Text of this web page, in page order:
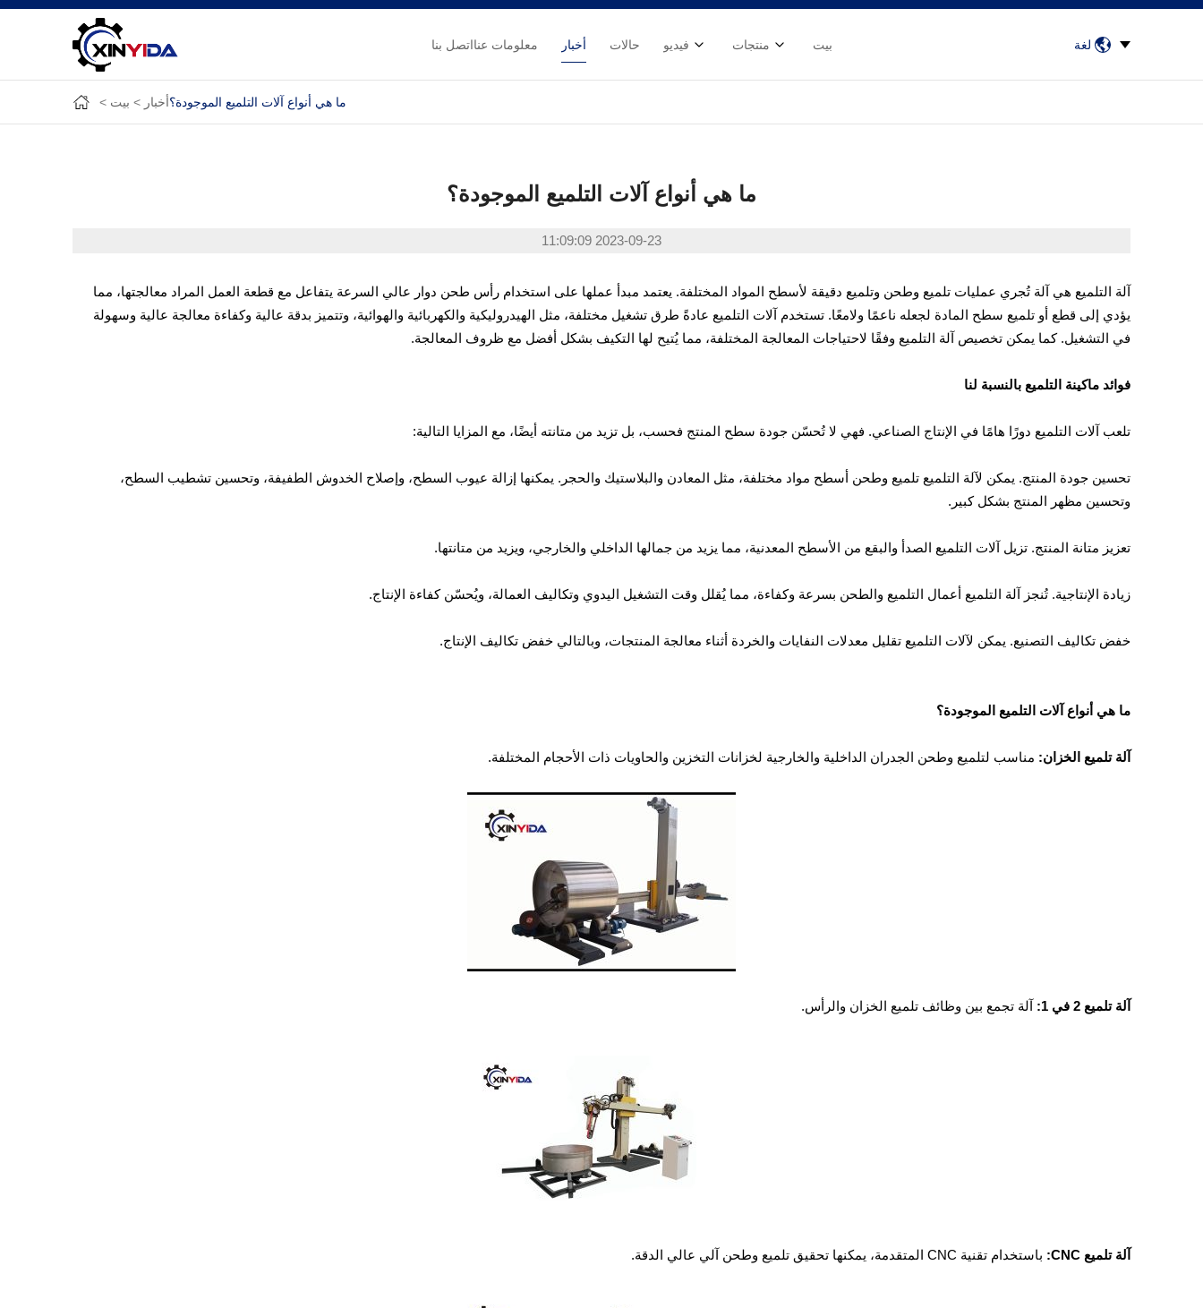
بيت منتجات فيديو حالات أخبار معلومات عنااتصل بنا لغة
بيت أخبارما هي أنواع آلات التلميع الموجودة؟
ما هي أنواع آلات التلميع الموجودة؟
2023-09-23 11:09:09
آلة التلميع هي آلة تُجري عمليات تلميع وطحن وتلميع دقيقة لأسطح المواد المختلفة. يعتمد مبدأ عملها على استخدام رأس طحن دوار عالي السرعة يتفاعل مع قطعة العمل المراد معالجتها، مما
يؤدي إلى قطع أو تلميع سطح المادة لجعله ناعمًا ولامعًا. تستخدم آلات التلميع عادةً طرق تشغيل مختلفة، مثل الهيدروليكية والكهربائية والهوائية، وتتميز بدقة عالية وكفاءة معالجة عالية وسهولة
في التشغيل. كما يمكن تخصيص آلة التلميع وفقًا لاحتياجات المعالجة المختلفة، مما يُتيح لها التكيف بشكل أفضل مع ظروف المعالجة.
فوائد ماكينة التلميع بالنسبة لنا
تلعب آلات التلميع دورًا هامًا في الإنتاج الصناعي. فهي لا تُحسّن جودة سطح المنتج فحسب، بل تزيد من متانته أيضًا، مع المزايا التالية:
تحسين جودة المنتج. يمكن لآلة التلميع تلميع وطحن أسطح مواد مختلفة، مثل المعادن والبلاستيك والحجر. يمكنها إزالة عيوب السطح، وإصلاح الخدوش الطفيفة، وتحسين تشطيب السطح،
وتحسين مظهر المنتج بشكل كبير.
تعزيز متانة المنتج. تزيل آلات التلميع الصدأ والبقع من الأسطح المعدنية، مما يزيد من جمالها الداخلي والخارجي، ويزيد من متانتها.
زيادة الإنتاجية. تُنجز آلة التلميع أعمال التلميع والطحن بسرعة وكفاءة، مما يُقلل وقت التشغيل اليدوي وتكاليف العمالة، ويُحسّن كفاءة الإنتاج.
خفض تكاليف التصنيع. يمكن لآلات التلميع تقليل معدلات النفايات والخردة أثناء معالجة المنتجات، وبالتالي خفض تكاليف الإنتاج.
ما هي أنواع آلات التلميع الموجودة؟
آلة تلميع الخزان: مناسب لتلميع وطحن الجدران الداخلية والخارجية لخزانات التخزين والحاويات ذات الأحجام المختلفة.
آلة تلميع 2 في 1: آلة تجمع بين وظائف تلميع الخزان والرأس.
آلة تلميع CNC: باستخدام تقنية CNC المتقدمة، يمكنها تحقيق تلميع وطحن آلي عالي الدقة.